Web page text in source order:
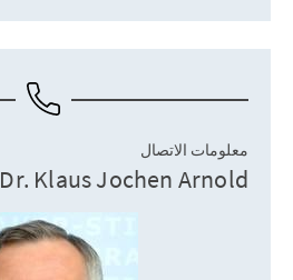
معلومات الاتصال
Dr. Klaus Jochen Arnold